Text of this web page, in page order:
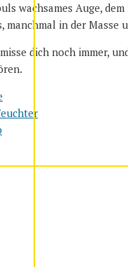
wachsames Auge,
manchmal in der Masse
dich noch immer,